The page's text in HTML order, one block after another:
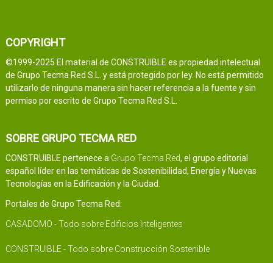
COPYRIGHT
©1999-2025 El material de CONSTRUIBLE es propiedad intelectual
de Grupo Tecma Red S.L. y está protegido por ley. No está permitido
utilizarlo de ninguna manera sin hacer referencia a la fuente y sin
permiso por escrito de Grupo Tecma Red S.L.
SOBRE GRUPO TECMA RED
CONSTRUIBLE pertenece a Grupo Tecma Red, el grupo editorial
español líder en las temáticas de Sostenibilidad, Energía y Nuevas
Tecnologías en la Edificación y la Ciudad.
Portales de Grupo Tecma Red:
CASADOMO - Todo sobre Edificios Inteligentes
CONSTRUIBLE - Todo sobre Construcción Sostenible